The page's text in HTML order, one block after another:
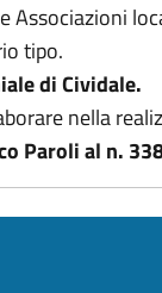
Associazioni
tipo.
di Cividale.
nella
Paroli al n.